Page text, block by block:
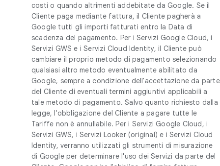
costi o quando altrimenti addebitate da Google. Se il
Cliente paga mediante fattura, il Cliente pagherà a
Google tutti gli importi fatturati entro la Data di
scadenza del pagamento. Per i Servizi Google Cloud, i
Servizi GWS e i Servizi Cloud Identity, il Cliente può
cambiare il proprio metodo di pagamento selezionando
qualsiasi altro metodo eventualmente abilitato da
Google, sempre a condizione dell'accettazione da parte
del Cliente di eventuali termini aggiuntivi applicabili a
tale metodo di pagamento. Salvo quanto richiesto dalla
legge, l'obbligazione del Cliente a pagare tutte le
Tariffe non è annullabile. Per i Servizi Google Cloud, i
Servizi GWS, i Servizi Looker (original) e i Servizi Cloud
Identity, verranno utilizzati gli strumenti di misurazione
di Google per determinare l'uso dei Servizi da parte del